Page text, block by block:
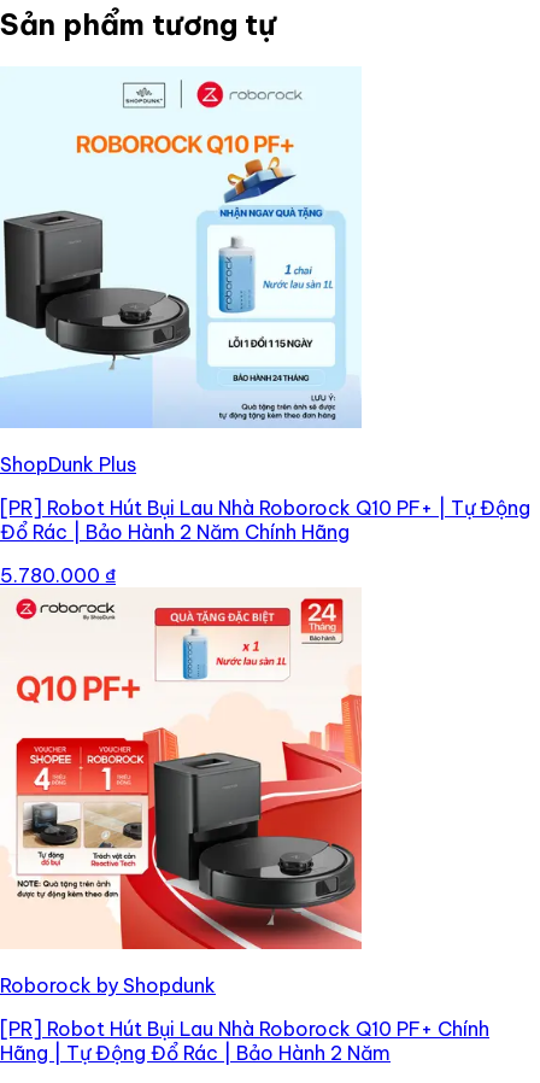
Sản phẩm tương tự
ShopDunk Plus
[PR] Robot Hút Bụi Lau Nhà Roborock Q10 PF+ | Tự Động
Đổ Rác | Bảo Hành 2 Năm Chính Hãng
5.780.000 ₫
Roborock by Shopdunk
[PR] Robot Hút Bụi Lau Nhà Roborock Q10 PF+ Chính
Hãng | Tự Động Đổ Rác | Bảo Hành 2 Năm